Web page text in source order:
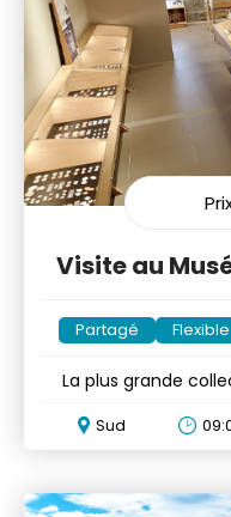
Visite au
Partagé Flexible
La plus grande
Sud